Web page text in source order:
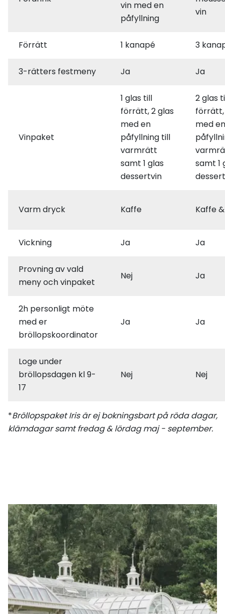
vin med en
påfyllning
vin
Förrätt 1 kanapé 3
3-rätters festmeny Ja Ja
Vinpaket
1 glas till
förrätt, 2 glas
med en
påfyllning till
varmrätt
samt 1 glas
dessertvin
2 glas
förrätt,
med en
samt 1
Varm dryck Kaffe Kaffe
Vickning Ja Ja
Provning av vald
meny och vinpaket
Nej Ja
2h personligt möte
med er
bröllopskoordinator
Ja Ja
Loge under
bröllopsdagen kl 9-
17
Nej Nej
*Bröllopspaket Iris är ej bokningsbart på röda dagar,
klämdagar samt fredag & lördag maj - september.